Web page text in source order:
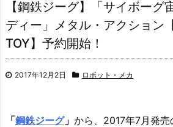
【鋼鉄ジーグ】「サイボーグ
ディー」メタル・アクション
TOY】予約開始！
2017年12月2日 ロボット・メカ
「鋼鉄ジーグ」 から、2017年7月発売